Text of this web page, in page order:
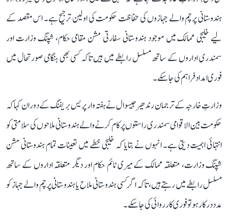
ہندوستانی پرچم والے جہازوں کی حفاظت حکومت کی اولین ترجیح ہے۔ اس مقصد کے
لیے خلیجی ممالک میں موجود ہندوستانی سفارتی مشن مقامی حکام، شپنگ وزارت اور
سمندری اداروں کے ساتھ مسلسل رابطے میں ہیں تاکہ کسی بھی ہنگامی صورتحال میں
فوری امداد فراہم کی جا سکے۔
وزارتِ خارجہ کے ترجمان رندھیر جیسوال نے ہفتہ وار پریس بریفنگ کے دوران کہا کہ
حکومت بین الاقوامی سمندری راستوں پر کام کرنے والے ہندوستانی ملاحوں کی سلامتی کو
انتہائی اہمیت دیتی ہے۔ انہوں نے بتایا کہ خلیجی خطے میں تعینات تمام ہندوستانی مشن
شپنگ وزارت، متعلقہ ممالک کے میری ٹائم حکام اور دیگر متعلقہ اداروں کے ساتھ
مسلسل رابطے میں رہتے ہیں، تاکہ اگر کسی ہندوستانی ملاح یا ہندوستانی پرچم والے جہاز کو
مدد درکار ہو تو فوری کارروائی کی جا سکے۔